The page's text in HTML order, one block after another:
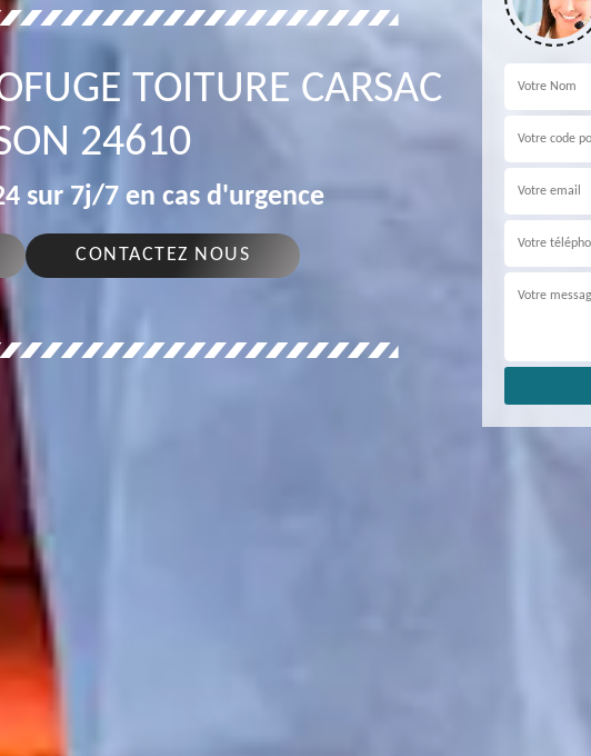
TOITURE CARSAC
24610
sur 7j/7 en cas d'urgence
CONTACTEZ NOUS